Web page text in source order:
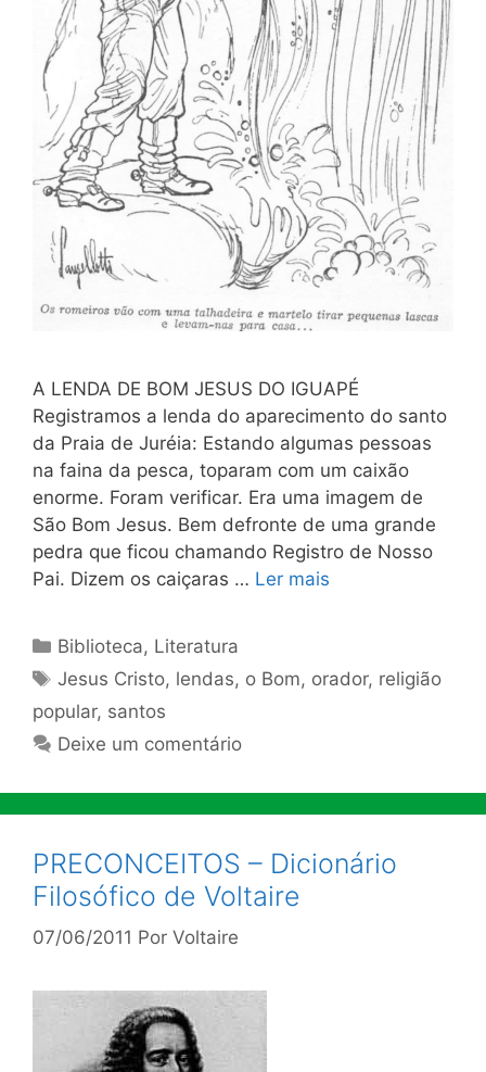
A LENDA DE BOM JESUS DO IGUAPÉ
Registramos a lenda do aparecimento do santo
da Praia de Juréia: Estando algumas pessoas
na faina da pesca, toparam com um caixão
enorme. Foram verificar. Era uma imagem de
São Bom Jesus. Bem defronte de uma grande
pedra que ficou chamando Registro de Nosso
Pai. Dizem os caiçaras … Ler mais
Categorias
Biblioteca, Literatura
Tags
Jesus Cristo, lendas, o Bom, orador, religião
popular, santos
Deixe um comentário
PRECONCEITOS – Dicionário
Filosófico de Voltaire
07/06/2011 Por Voltaire